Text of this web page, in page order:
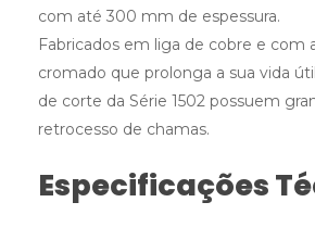
com até 300 mm de espessura.
Fabricados em liga de cobre e com
cromado que prolonga a sua vida
de corte da Série 1502 possuem
retrocesso de chamas.
Especificações